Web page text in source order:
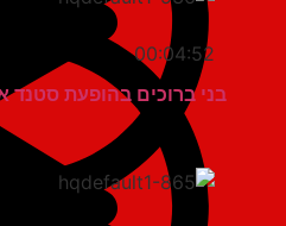
00:04:52
בני ברוכים בהופעת סטנד אפ :))